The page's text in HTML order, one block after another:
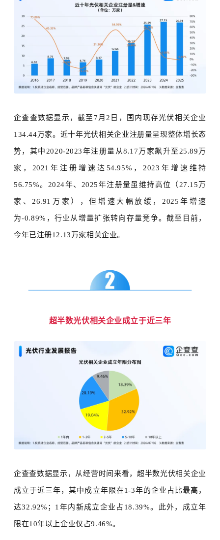
企查查数据显示，截至 7月2日，国内现存光伏相关企业
134.44万家。 近十年光伏相关企业注册量呈现整体增长态
势，其中 2020-2023年注册量从8.17万家飙升至25.89万
家，2021年注册增速达 54.95%，2023年增速维持
56.75%。2024年、 2025年注册量虽维持高位（ 27.15万
家 、 26.91万家），但增速大幅放缓，2025年增速
为-0.89%，行业从增量扩张转向存量竞争。截至目前，
今年已注册12.13万家相关企业。
超半数光伏相关企业成立于近三年
企查查数据显示， 从经营时间来看， 超半数光伏相关企业
成立于近三年，其中成立年限在1-3年的企业占比最高，
达32.92%；1年内新成立企业占18.39%。 此外，成立年
限在10年以上企业仅占9.46%。